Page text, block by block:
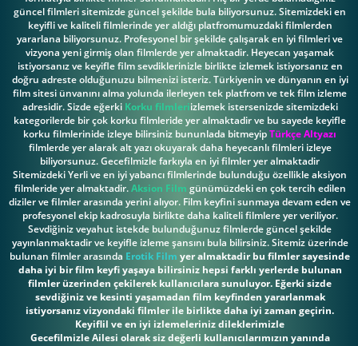
güncel filmleri sitemizde güncel şekilde bula biliyorsunuz. Sitemizdeki en
keyifli ve kaliteli filmlerinde yer aldığı platfromumuzdaki filmlerden
yararlana biliyorsunuz. Profesyonel bir şekilde çalışarak en iyi filmleri ve
vizyona yeni girmiş olan filmlerde yer almaktadir. Heyecan yaşamak
istiyorsanız ve keyifle film sevdiklerinizle birlikte izlemek istiyorsanız en
doğru adreste olduğunuzu bilmenizi isteriz. Türkiyenin ve dünyanın en iyi
film sitesi ünvanını alma yolunda ilerleyen tek platfrom ve tek film izleme
adresidir. Sizde eğerki Korku filmleriizlemek istersenizde sitemizdeki
kategorilerde bir çok korku filmleride yer almaktadir ve bu sayede keyifle
korku filmlerinide izleye bilirsiniz bununlada bitmeyipTürkçe Altyazı
filmlerde yer alarak alt yazı okuyarak daha heyecanlı filmleri izleye
biliyorsunuz. Gecefilmizle farkıyla en iyi filmler yer almaktadir
Sitemizdeki Yerli ve en iyi yabancı filmlerinde bulunduğu özellikle aksiyon
filmleride yer almaktadir.Aksion Film günümüzdeki en çok tercih edilen
diziler ve filmler arasında yerini alıyor. Film keyfini sunmaya devam eden ve
profesyonel ekip kadrosuyla birlikte daha kaliteli filmlere yer veriliyor.
Sevdiğiniz veyahut istekde bulunduğunuz filmlerde güncel şekilde
yayınlanmaktadir ve keyifle izleme şansını bula bilirsiniz. Sitemiz üzerinde
bulunan filmler arasında Erotik Film yer almaktadir bu filmler sayesinde
daha iyi bir film keyfi yaşaya bilirsiniz hepsi farklı yerlerde bulunan
filmler üzerinden çekilerek kullanıcılara sunuluyor. Eğerki sizde
sevdiğiniz ve kesinti yaşamadan film keyfinden yararlanmak
istiyorsanız vizyondaki filmler ile birlikte daha iyi zaman geçirin.
Keyiflil ve en iyi izlemeleriniz dileklerimizle
Gecefilmizle Ailesi olarak siz değerli kullanıcılarımızın yanında